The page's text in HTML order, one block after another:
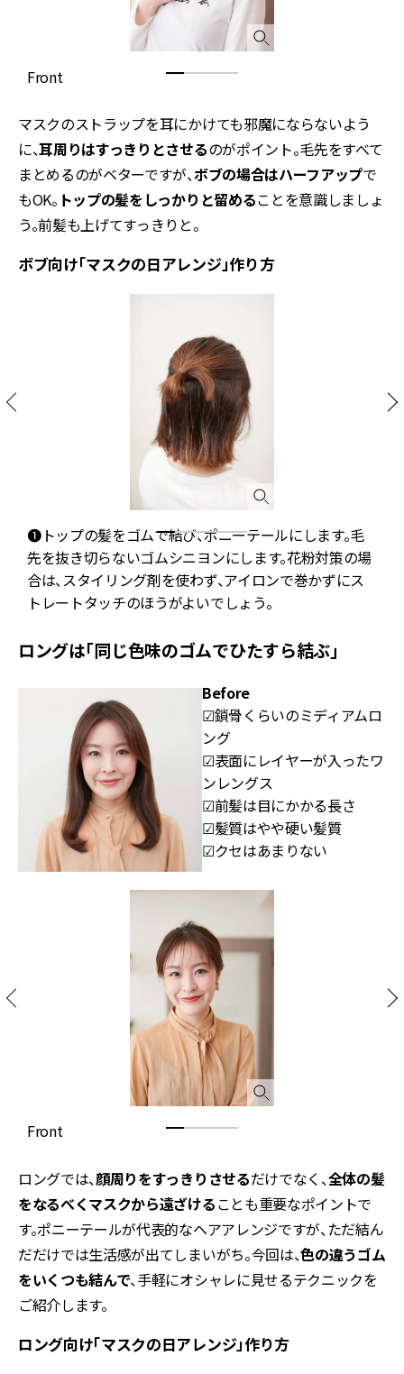
Front
マスクのストラップを耳にかけても邪魔にならないよう
に、耳周りはすっきりとさせるのがポイント。毛先をすべて
まとめるのがベターですが、ボブの場合はハーフアップで
もOK。 トップの髪をしっかりと留めることを意識しましょ
う。前髪も上げてすっきりと。
ボブ向け「マスクの日アレンジ」作り方
❶トップの髪をゴムで結び、ポニーテールにします。毛
先を抜き切らないゴムシニヨンにします。花粉対策の場
合は、スタイリング剤を使わず、アイロンで巻かずにス
トレートタッチのほうがよいでしょう。
ロングは「同じ色味のゴムでひたすら結ぶ」
Before
☑鎖骨くらいのミディアムロ
ング
☑表面にレイヤーが入ったワ
ンレングス
☑前髪は目にかかる長さ
☑髪質はやや硬い髪質
☑クセはあまりない
Front
ロングでは、顔周りをすっきりさせるだけでなく、全体の髪
をなるべくマスクから遠ざけることも重要なポイントで
す。ポニーテールが代表的なヘアアレンジですが、ただ結ん
だだけでは生活感が出てしまいがち。今回は、色の違うゴム
をいくつも結んで、手軽にオシャレに見せるテクニックを
ご紹介します。
ロング向け「マスクの日アレンジ」作り方